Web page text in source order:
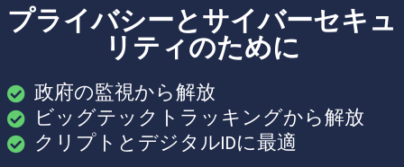
プライバシーとサイバーセキュ
リティのために
政府の監視から解放
ビッグテックトラッキングから解放
クリプトとデジタルIDに最適